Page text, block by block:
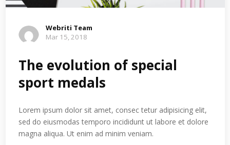
Webriti Team
Mar 15, 2018
The evolution of special
sport medals
Lorem ipsum dolor sit amet, consec tetur adipisicing elit,
sed do eiusmodas temporo incididunt ut labore et dolore
magna aliqua. Ut enim ad minim veniam.